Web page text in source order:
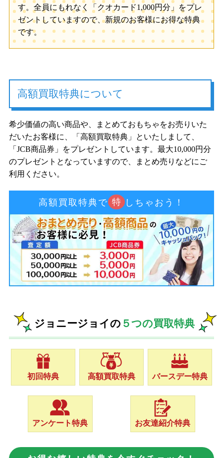
す。全員にもれなく「クオカード1,000円分」をプレ
ゼントしていますので、新規のお客様にお得な特典
です。
高額買取特典について
希少価値の高い商品や、まとめておもちゃをお売りいた
だいたお客様に、「高額買取特典」といたしまして、
「JCB商品券」をプレゼントしています。最大10,000円分
のプレゼントとなっていますので、まとめ売りなどにご
利用ください。
高額買取特典で 特 しちゃおう！
ジョニージョイの ５つの買取特典
初回特典 高額買取特典 バースデー特典
アンケート特典 お友達紹介特典